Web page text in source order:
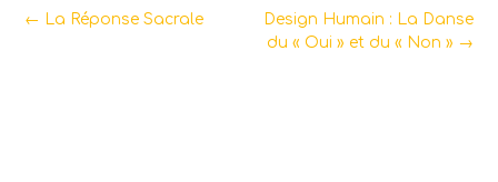
Post
Design Humain : La Danse
du « Oui » et du « Non » →
← La Réponse Sacrale